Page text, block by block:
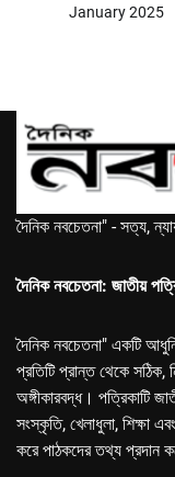
January 2025
দৈনিক নবচেতনা" - সত্য,
দৈনিক নবচেতনা: জাতীয়
দৈনিক নবচেতনা" একটি
প্রতিটি প্রান্ত থেকে সঠিক,
অঙ্গীকারবদ্ধ। পত্রিকাটি
সংস্কৃতি, খেলাধুলা, শিক্ষা
করে পাঠকদের তথ্য প্রদান